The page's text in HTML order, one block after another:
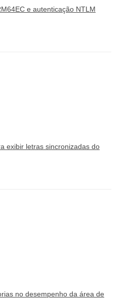
e autenticação NTLM
exibir letras sincronizadas do
no desempenho da área de